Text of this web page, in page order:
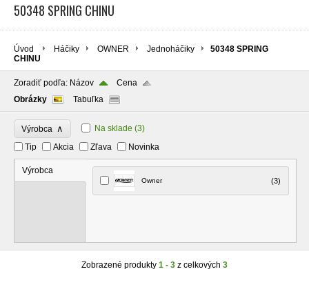
50348 SPRING CHINU
Úvod Háčiky OWNER Jednoháčiky
50348 SPRING
CHINU
Zoradiť podľa: Názov
Cena
Obrázky
Tabuľka
Výrobca ∧ Na sklade (3)
Tip
Akcia Zľava Novinka
Výrobca
Owner (3)
Zobrazené produkty 1 - 3 z celkových 3